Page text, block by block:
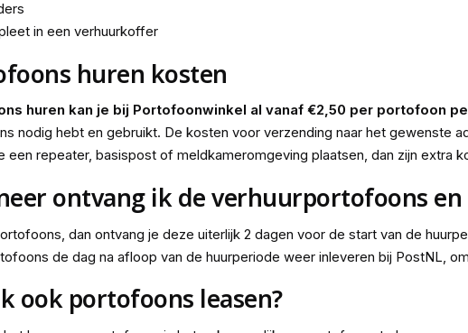
in een verhuurkoffer
huren kosten
huren kan je bij Portofoonwinkel al vanaf €2,50 per portofoon
nodig hebt en gebruikt. De kosten voor verzending naar het gewenste
een repeater, basispost of meldkameromgeving plaatsen, dan zijn extra
ontvang ik de verhuurportofoons
dan ontvang je deze uiterlijk 2 dagen voor de start van de
de dag na afloop van de huurperiode weer inleveren bij PostNL,
ook portofoons leasen?